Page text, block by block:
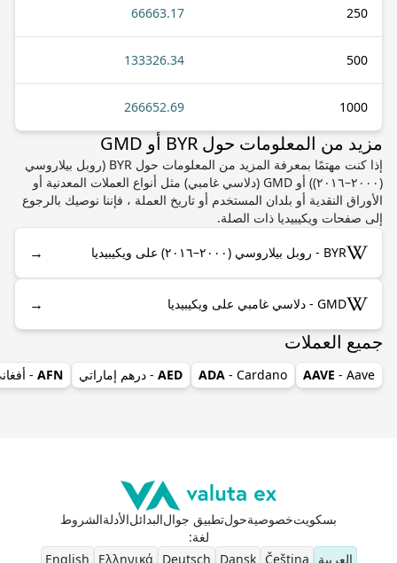
250
66663.17
500
133326.34
1000
266652.69
مزيد من المعلومات حول BYR أو GMD
إذا كنت مهتمًا بمعرفة المزيد من المعلومات حول BYR (روبل بيلاروسي
(٢٠٠٠–٢٠١٦)) أو GMD (دلاسي غامبي) مثل أنواع العملات المعدنية أو
الأوراق النقدية أو بلدان المستخدم أو تاريخ العملة ، فإننا نوصيك بالرجوع
إلى صفحات ويكيبيديا ذات الصلة.
BYR - روبل بيلاروسي (٢٠٠٠–٢٠١٦) على ويكيبيديا →
GMD - دلاسي غامبي على ويكيبيديا →
جميع العملات
AAVE - Aave
ADA - Cardano
AED - درهم إماراتي AFN
-
بسكويتخصوصيةحولتطبيق جوالالبدائلالأدلةالشروط
لغة:
العربية
Čeština
Dansk
Deutsch
Ελληνικά
English